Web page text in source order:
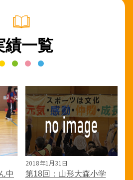
績一覧
中
2018年1月31日
第18回：山形大森小学